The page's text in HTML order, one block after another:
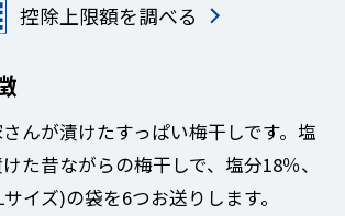
控除上限額を調べる
んが漬けたすっぱい梅干しです。塩
た昔ながらの梅干しで、塩分18％、
イズ)の袋を6つお送りします。